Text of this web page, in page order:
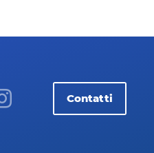
Contatti